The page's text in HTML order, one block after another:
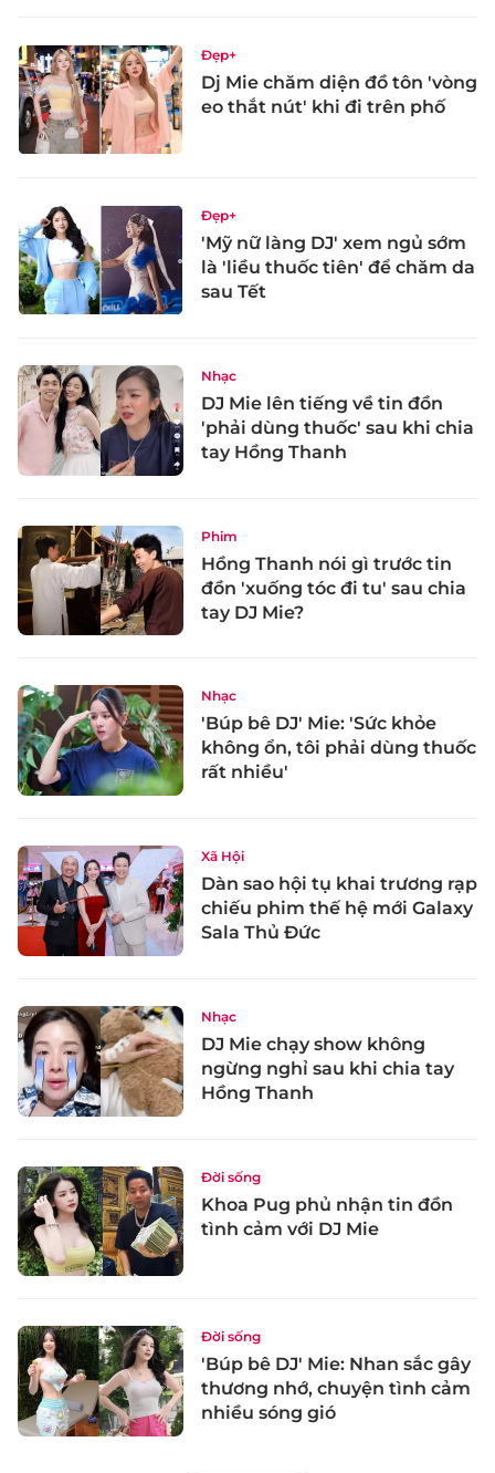
Đẹp+
Dj Mie chăm diện đồ tôn 'vòng
eo thắt nút' khi đi trên phố
Đẹp+
'Mỹ nữ làng DJ' xem ngủ sớm
là 'liều thuốc tiên' để chăm da
sau Tết
Nhạc
DJ Mie lên tiếng về tin đồn
'phải dùng thuốc' sau khi chia
tay Hồng Thanh
Phim
Hồng Thanh nói gì trước tin
đồn 'xuống tóc đi tu' sau chia
tay DJ Mie?
Nhạc
'Búp bê DJ' Mie: 'Sức khỏe
không ổn, tôi phải dùng thuốc
rất nhiều'
Xã Hội
Dàn sao hội tụ khai trương rạp
chiếu phim thế hệ mới Galaxy
Sala Thủ Đức
Nhạc
DJ Mie chạy show không
ngừng nghỉ sau khi chia tay
Hồng Thanh
Đời sống
Khoa Pug phủ nhận tin đồn
tình cảm với DJ Mie
Đời sống
'Búp bê DJ' Mie: Nhan sắc gây
thương nhớ, chuyện tình cảm
nhiều sóng gió